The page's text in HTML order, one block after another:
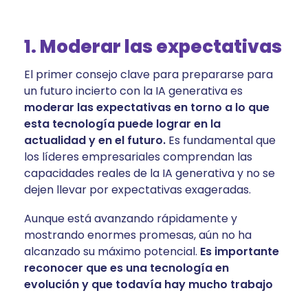
1. Moderar las expectativas
El primer consejo clave para prepararse para
un futuro incierto con la IA generativa es
moderar las expectativas en torno a lo que
esta tecnología puede lograr en la
actualidad y en el futuro. Es fundamental que
los líderes empresariales comprendan las
capacidades reales de la IA generativa y no se
dejen llevar por expectativas exageradas.
Aunque está avanzando rápidamente y
mostrando enormes promesas, aún no ha
alcanzado su máximo potencial. Es importante
reconocer que es una tecnología en
evolución y que todavía hay mucho trabajo